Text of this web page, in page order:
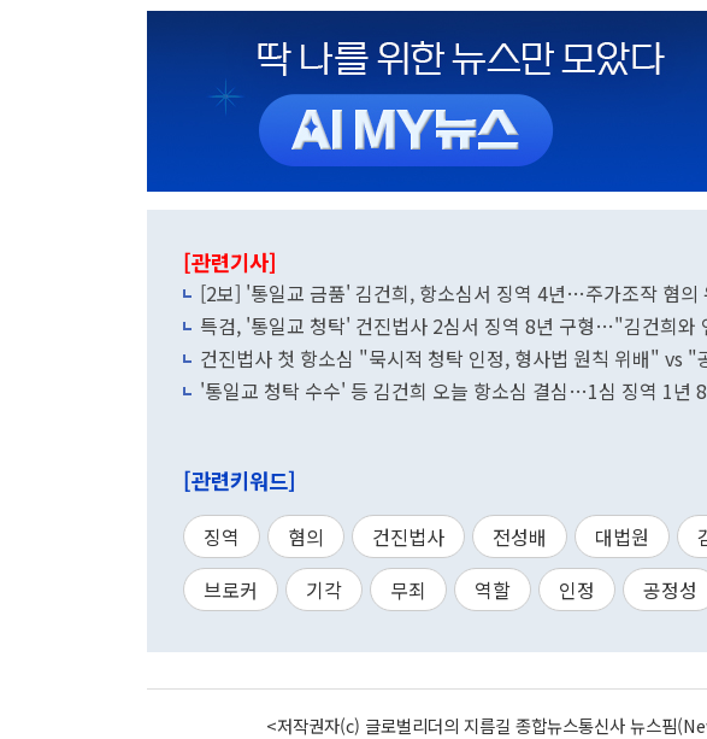
[관련기사]
[2보] '통일교 금품' 김건희, 항소심서 징역 4년…주가조작 혐의
특검, '통일교 청탁' 건진법사 2심서 징역 8년 구형…"김건희와
건진법사 첫 항소심 "묵시적 청탁 인정, 형사법 원칙 위배" vs "
'통일교 청탁 수수' 등 김건희 오늘 항소심 결심…1심 징역 1년
[관련키워드]
징역 혐의 건진법사 전성배 대법원
브로커
기각 무죄 역할 인정 공정성
<저작권자(c) 글로벌리더의 지름길 종합뉴스통신사 뉴스핌